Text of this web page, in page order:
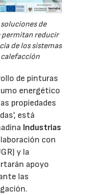
de
permitan reducir
de los sistemas
de pinturas
energético
propiedades
está
Industrias
con
y la
apoyo
las